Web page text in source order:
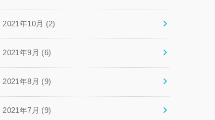
2021年10月 (2)
2021年9月 (6)
2021年8月 (9)
2021年7月 (9)